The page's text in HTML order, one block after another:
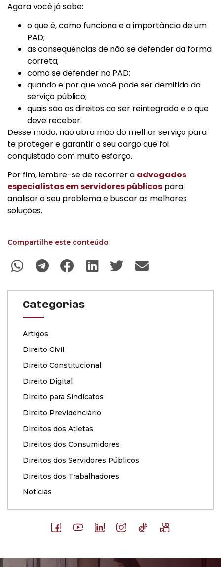
Agora você já sabe:
o que é, como funciona e a importância de um
PAD;
as consequências de não se defender da forma
correta;
como se defender no PAD;
quando e por que você pode ser demitido do
serviço público;
quais são os direitos ao ser reintegrado e o que
deve receber.
Desse modo, não abra mão do melhor serviço para
te proteger e garantir o seu cargo que foi
conquistado com muito esforço.
Por fim, lembre-se de recorrer a advogados
especialistas em servidores públicos para
analisar o seu problema e buscar as melhores
soluções.
Compartilhe este conteúdo
Categorias
Artigos
Direito Civil
Direito Constitucional
Direito Digital
Direito para Sindicatos
Direito Previdenciário
Direitos dos Atletas
Direitos dos Consumidores
Direitos dos Servidores Públicos
Direitos dos Trabalhadores
Notícias